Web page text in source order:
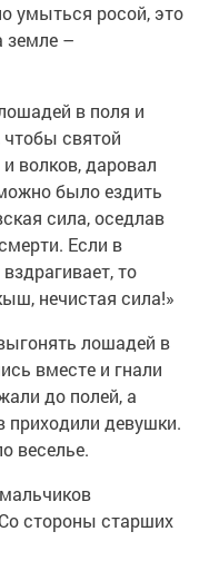
умыться росой, это
земле –
в поля и
святой
волков, даровал
было ездить
сила, оседлав
Если в
то
нечистая сила!»
лошадей в
вместе и гнали
до полей, а
девушки.
веселье.
стороны старших